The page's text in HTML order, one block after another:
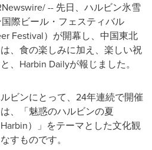
-- 先日、ハルビン氷雪
際ビール・フェスティバル
Festival）が開幕し、中国東北
、食の楽しみに加え、楽しい祝
、Harbin Dailyが報じました。
ビンにとって、24年連続で開催
、「魅惑のハルビンの夏
）」をテーマとした文化観
すものです。